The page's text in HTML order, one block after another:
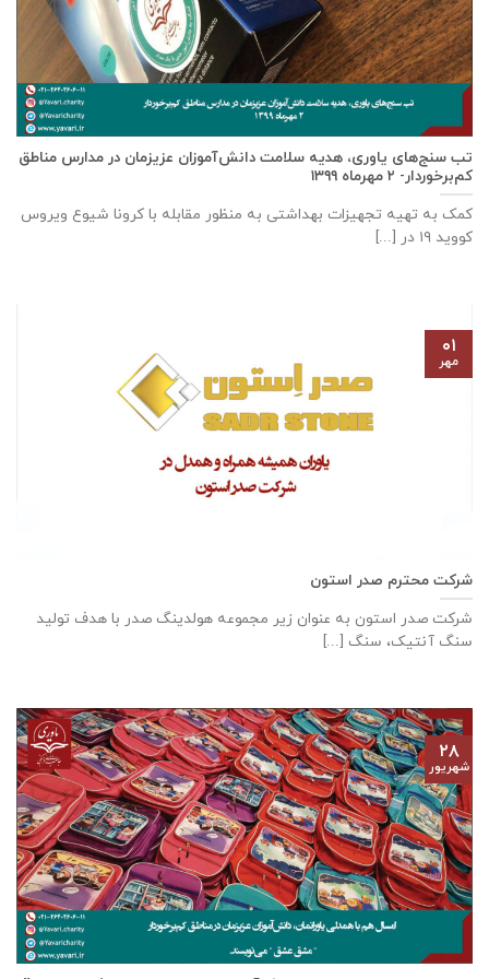
تب سنج‌های یاوری، هدیه سلامت دانش‌آموزان عزیزمان در مدارس مناطق
کم‌برخوردار- ۲ مهرماه ۱۳۹۹
کمک به تهیه تجهیزات بهداشتی به منظور مقابله با کرونا شیوع ویروس
کووید ۱۹ در [...]
شرکت محترم صدر استون
شرکت صدر استون به عنوان زیر مجموعه هولدینگ صدر با هدف تولید
سنگ آنتیک، سنگ [...]
۰۱
مهر
۲۸
شهریور